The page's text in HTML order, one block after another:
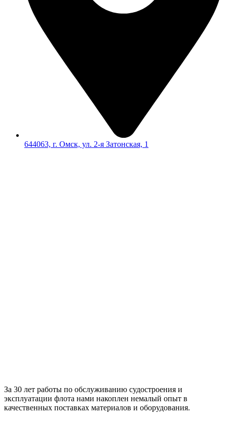
644063, г. Омск, ул. 2-я Затонская, 1
За 30 лет работы по обслуживанию судостроения и
эксплуатации флота нами накоплен немалый опыт в
качественных поставках материалов и оборудования.